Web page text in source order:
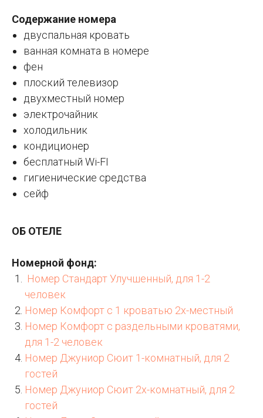
Содержание номера
двуспальная кровать
ванная комната в номере
фен
плоский телевизор
двухместный номер
электрочайник
холодильник
кондиционер
бесплатный Wi-FI
гигиенические средства
сейф
ОБ ОТЕЛЕ
Номерной фонд:
Номер Стандарт Улучшенный, для 1-2
человек
Номер Комфорт с 1 кроватью 2х-местный
Номер Комфорт с раздельными кроватями,
для 1-2 человек
Номер Джуниор Сюит 1-комнатный, для 2
гостей
Номер Джуниор Сюит 2х-комнатный, для 2
гостей